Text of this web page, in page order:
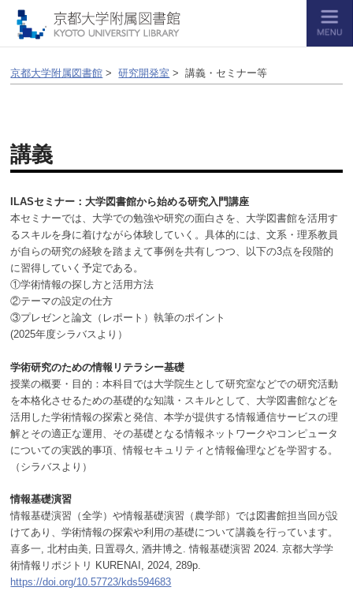
京都大学附属図書館 >研究開発室 > 講義・セミナー等
講義
ILASセミナー：大学図書館から始める研究入門講座
本セミナーでは、大学での勉強や研究の面白さを、大学図書館を活用す
るスキルを身に着けながら体験していく。具体的には、文系・理系教員
が自らの研究の経験を踏まえて事例を共有しつつ、以下の3点を段階的
に習得していく予定である。
①学術情報の探し方と活用方法
②テーマの設定の仕方
③プレゼンと論文（レポート）執筆のポイント
(2025年度シラバスより）
学術研究のための情報リテラシー基礎
授業の概要・目的：本科目では大学院生として研究室などでの研究活動
を本格化させるための基礎的な知識・スキルとして、大学図書館などを
活用した学術情報の探索と発信、本学が提供する情報通信サービスの理
解とその適正な運用、その基礎となる情報ネットワークやコンピュータ
についての実践的事項、情報セキュリティと情報倫理などを学習する。
（シラバスより）
情報基礎演習
情報基礎演習（全学）や情報基礎演習（農学部）では図書館担当回が設
けてあり、学術情報の探索や利用の基礎について講義を行っています。
喜多一, 北村由美, 日置尋久, 酒井博之. 情報基礎演習 2024. 京都大学学
術情報リポジトリ KURENAI, 2024, 289p.
https://doi.org/10.57723/kds594683